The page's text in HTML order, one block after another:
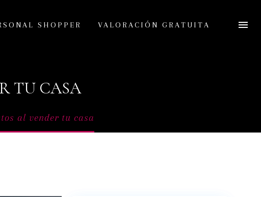
SHOPPER VALORACIÓN GRATUITA
TU CASA
al vender tu casa